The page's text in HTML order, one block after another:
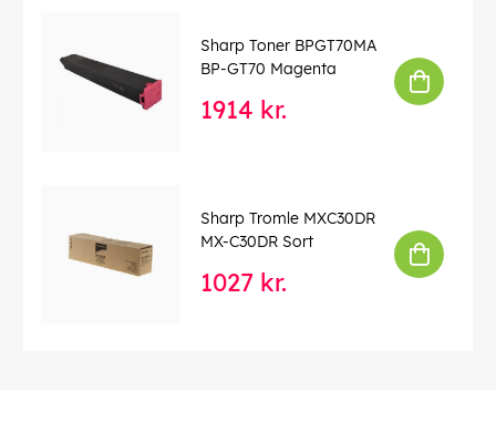
Sharp Toner BPGT70MA
BP-GT70 Magenta
1914 kr.
Sharp Tromle MXC30DR
MX-C30DR Sort
1027 kr.